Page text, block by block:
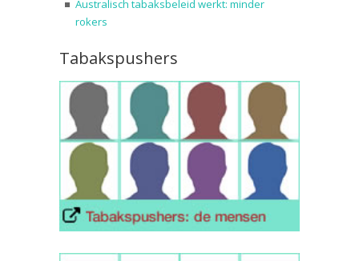
Australisch tabaksbeleid werkt: minder
rokers
Tabakspushers